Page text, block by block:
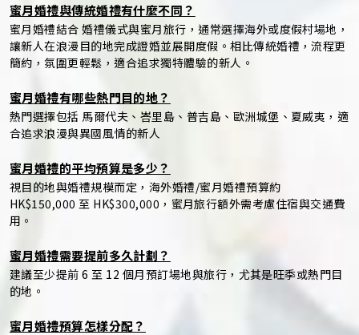
蜜月婚禮與傳統婚禮有什麼不同？
蜜月婚禮結合 婚禮儀式與蜜月旅行，通常選擇海外或度假村場地，
讓新人在浪漫目的地完成證婚並展開度假。相比傳統婚禮，流程更
簡約，氛圍更輕鬆，適合追求獨特體驗的新人。
蜜月婚禮有哪些熱門目的地？
熱門選擇包括 馬爾代夫、峇里島、普吉島、歐洲城堡、夏威夷，適
合追求浪漫與異國風情的新人
蜜月婚禮的平均預算是多少？
視目的地與婚禮規模而定，海外婚禮/蜜月婚禮預算約
HK$150,000 至 HK$300,000，蜜月旅行額外需考慮住宿與交通費
用。
蜜月婚禮需要提前多久計劃？
建議至少提前 6 至 12 個月預訂場地與旅行，尤其是旺季或熱門目
的地。
蜜月婚禮預算怎樣分配？